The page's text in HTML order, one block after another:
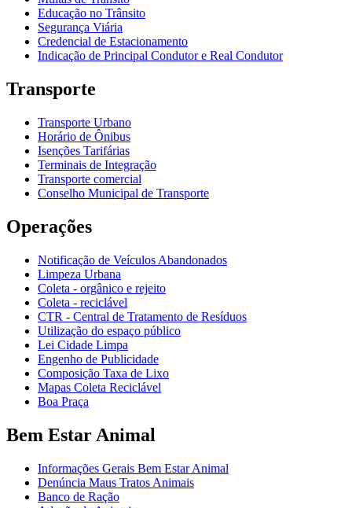
Educação no Trânsito
Segurança Viária
Credencial de Estacionamento
Indicação de Principal Condutor e Real Condutor
Transporte
Transporte Urbano
Horário de Ônibus
Isenções Tarifárias
Terminais de Integração
Transporte comercial
Conselho Municipal de Transporte
Operações
Notificação de Veículos Abandonados
Limpeza Urbana
Coleta - orgânico e rejeito
Coleta - reciclável
CTR - Central de Tratamento de Resíduos
Utilização do espaço público
Lei Cidade Limpa
Engenho de Publicidade
Composição Taxa de Lixo
Mapas Coleta Reciclável
Boa Praça
Bem Estar Animal
Informações Gerais Bem Estar Animal
Denúncia Maus Tratos Animais
Banco de Ração